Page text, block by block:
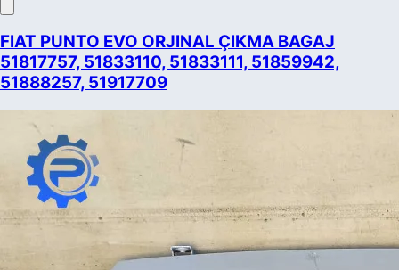
FIAT PUNTO EVO ORJINAL ÇIKMA BAGAJ
51817757, 51833110, 51833111, 51859942,
51888257, 51917709